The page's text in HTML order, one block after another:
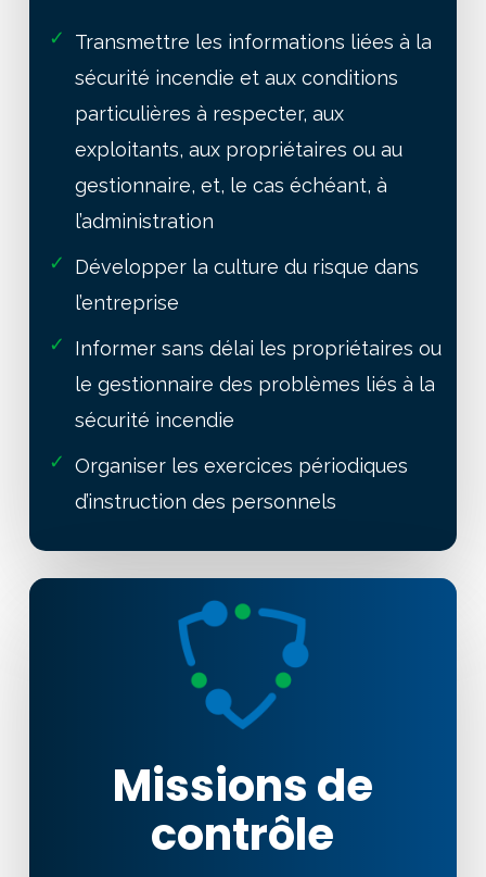
✓
Transmettre les informations liées à la
sécurité incendie et aux conditions
particulières à respecter, aux
exploitants, aux propriétaires ou au
gestionnaire, et, le cas échéant, à
l’administration
✓
Développer la culture du risque dans
l’entreprise
✓
Informer sans délai les propriétaires ou
le gestionnaire des problèmes liés à la
sécurité incendie
✓ Organiser les exercices périodiques
d’instruction des personnels
Missions de
contrôle